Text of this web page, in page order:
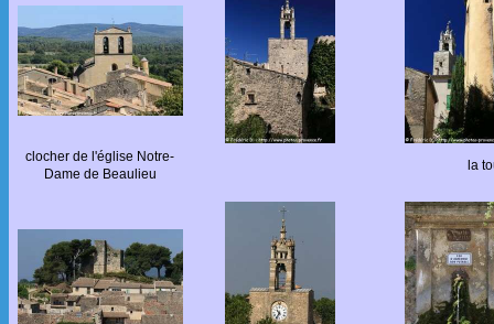
clocher de l'église Notre-
Dame de Beaulieu
la